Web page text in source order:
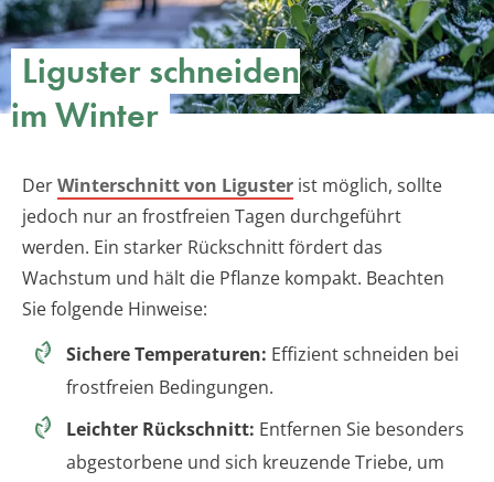
Liguster schneiden
im Winter
DerWinterschnitt von Liguster ist möglich, sollte
jedoch nur an frostfreien Tagen durchgeführt
werden. Ein starker Rückschnitt fördert das
Wachstum und hält die Pflanze kompakt. Beachten
Sie folgende Hinweise:
Sichere Temperaturen: Effizient schneiden bei
frostfreien Bedingungen.
Leichter Rückschnitt: Entfernen Sie besonders
abgestorbene und sich kreuzende Triebe, um